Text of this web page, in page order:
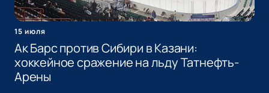
15 июля
Ак Барс против Сибири в Казани:
хоккейное сражение на льду Татнефть-
Арены